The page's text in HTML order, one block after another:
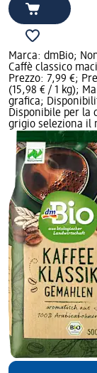
Marca: dmBio;
Caﬀè classico
Prezzo: 7,99 €;
(15,98 € / 1 kg);
grafica;
Disponibile per la
grigio seleziona il